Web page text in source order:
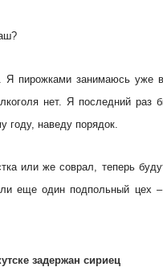
пирожками занимаюсь уже
нет. Я последний
году, наведу порядок.
или же соврал, теперь
еще один подпольный цех
задержан сириец